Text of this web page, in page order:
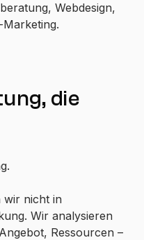
Webdesign,
die
wir nicht in
Wir analysieren
Ressourcen –